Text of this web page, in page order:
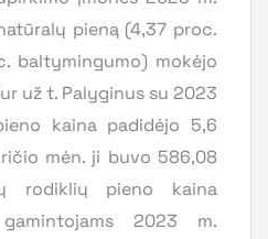
pieną (4,37 proc.
baltymingumo) mokėjo
už t. Palyginus su 2023
kaina padidėjo 5,6
mėn. ji buvo 586,08
rodiklių pieno kaina
2023 m.